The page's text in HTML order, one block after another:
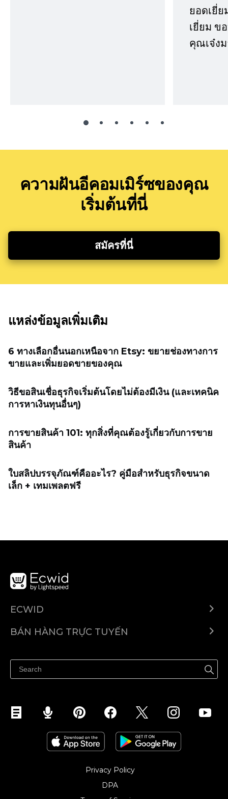
ยอดเยี่
เยี่ยม ข
คุณเจ๋ง
ความฝันอีคอมเมิร์ซของคุณ
เริ่มต้นที่นี่
สมัครที่นี่
แหล่งข้อมูลเพิ่มเติม
6 ทางเลือกอื่นนอกเหนือจาก Etsy: ขยายช่องทางการ
ขายและเพิ่มยอดขายของคุณ
วิธีขอสินเชื่อธุรกิจเริ่มต้นโดยไม่ต้องมีเงิน (และเทคนิค
การหาเงินทุนอื่นๆ)
การขายสินค้า 101: ทุกสิ่งที่คุณต้องรู้เกี่ยวกับการขาย
สินค้า
ใบสลิปบรรจุภัณฑ์คืออะไร? คู่มือสำหรับธุรกิจขนาด
เล็ก + เทมเพลตฟรี
ECWID
Trung tâm trợ giúp
BÁN HÀNG TRỰC TUYẾN
Quảng bá ở bất cứ đâu
Kiểm soát mọi thứ
Privacy Policy
DPA